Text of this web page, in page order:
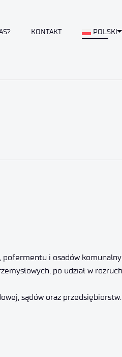
KONTAKT POLSKI
pofermentu i osadów
po udział w
sądów oraz przedsiębiorstw.